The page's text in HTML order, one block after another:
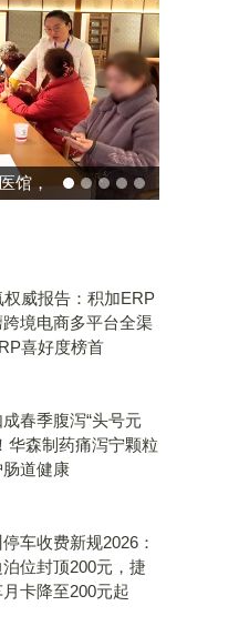
融
权威报告：积加ERP
境电商多平台全渠
喜好度榜首
春季腹泻“头号元
华森制药痛泻宁颗粒
道健康
停车收费新规2026：
泊位封顶200元，捷
卡降至200元起